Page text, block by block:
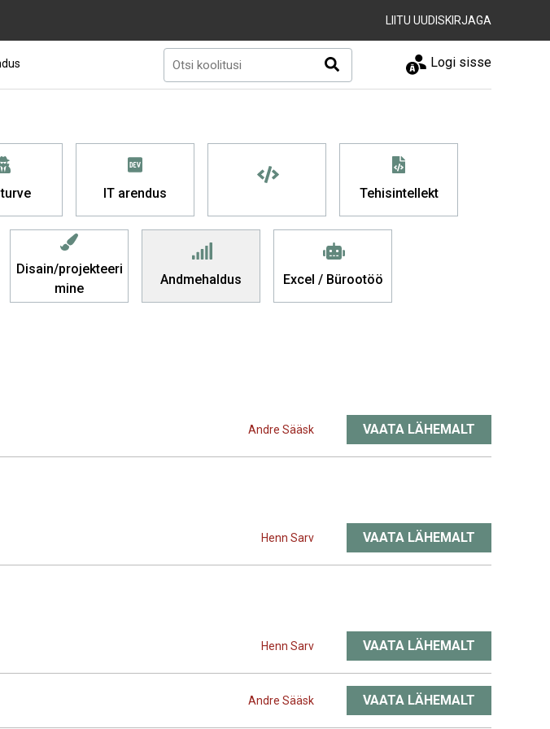
LIITU UUDISKIRJAGA
Logi sisse
IT arendus Tehisintellekt
Disain/projekteeri
mine
Andmehaldus Excel / Bürootöö
Andre Sääsk VAATA LÄHEMALT
Henn Sarv VAATA LÄHEMALT
Henn Sarv VAATA LÄHEMALT
Andre Sääsk VAATA LÄHEMALT